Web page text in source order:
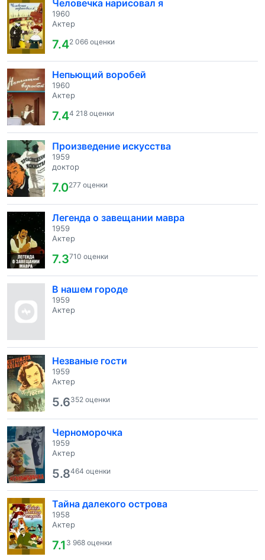
Человечка нарисовал я
1960
Актер
7.42 066 оценки
Непьющий воробей
1960
Актер
7.44 218 оценки
Произведение искусства
1959
доктор
7.0277 оценки
Легенда о завещании мавра
1959
Актер
7.3710 оценки
В нашем городе
1959
Актер
Незваные гости
1959
Актер
5.6352 оценки
Черноморочка
1959
Актер
5.8464 оценки
Тайна далекого острова
1958
Актер
7.1 3 968 оценки